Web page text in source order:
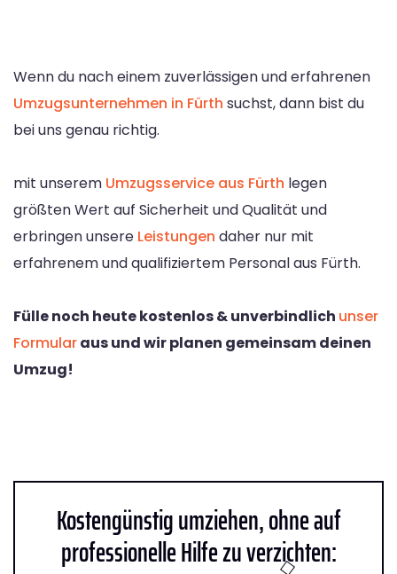
Wenn du nach einem zuverlässigen und erfahrenen
Umzugsunternehmen in Fürth suchst, dann bist du
bei uns genau richtig.
mit unserem Umzugsservice aus Fürth legen
größten Wert auf Sicherheit und Qualität und
erbringen unsere Leistungen daher nur mit
erfahrenem und qualifiziertem Personal aus Fürth.
Fülle noch heute kostenlos & unverbindlich unser
Formularaus und wir planen gemeinsam deinen
Umzug!
Kostengünstig umziehen, ohne auf
professionelle Hilfe zu verzichten: